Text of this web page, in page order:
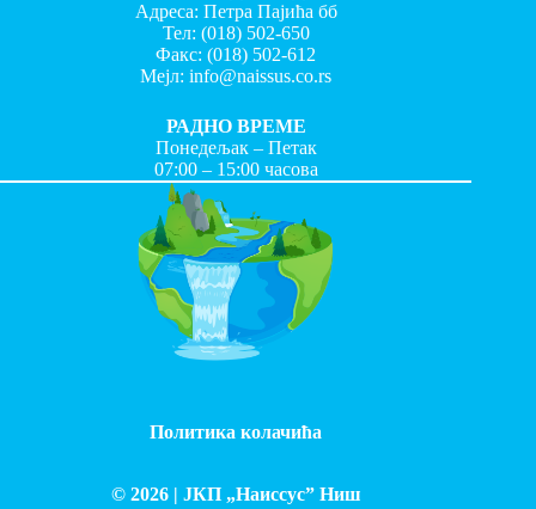
Адреса: Петра Пајића бб
Тел: (018) 502-650
Факс:(018) 502-612
Мејл:info@naissus.co.rs
РАДНО ВРЕМЕ
Понедељак – Петак
07:00 – 15:00 часова
Политика колачића
© 2026 | ЈКП „Наиссус” Ниш